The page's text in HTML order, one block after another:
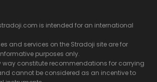
is intended for an international
and services on the Stradoji site are for
purposes only.
way constitute recommendations for carrying
cannot be considered as an incentive to